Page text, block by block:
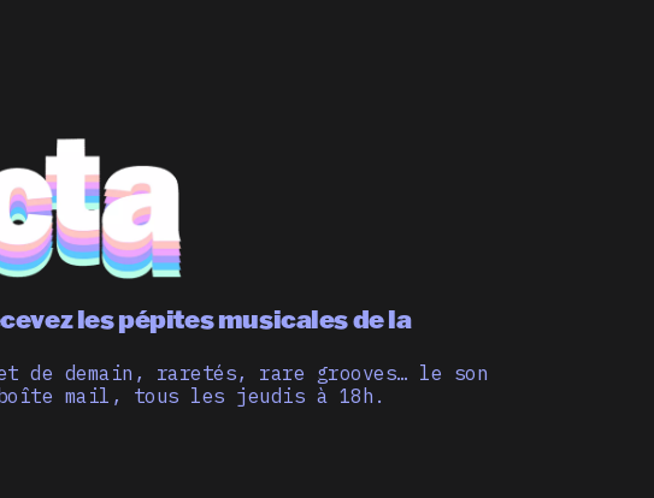
les pépites musicales de la
de demain, raretés, rare grooves… le son
boîte mail, tous les jeudis à 18h.